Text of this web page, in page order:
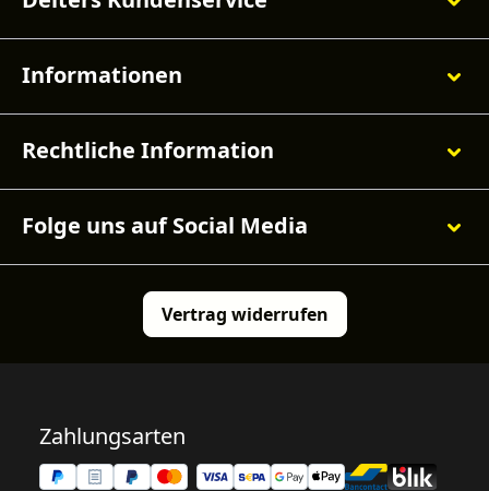
Informationen
Rechtliche Information
Folge uns auf Social Media
Vertrag widerrufen
Zahlungsarten